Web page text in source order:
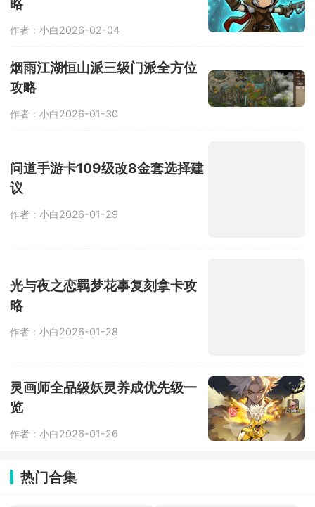
作者：小白2026-02-04
烟雨江湖恒山派三级门派全方位
攻略
作者：小白2026-01-30
问道手游卡109级改8金套选择建
议
作者：小白2026-01-29
光与夜之恋羁梦花事复刻拿卡攻
略
作者：小白2026-01-28
灵画师全品级妖灵养成优先级一
览
作者：小白2026-01-26
热门合集